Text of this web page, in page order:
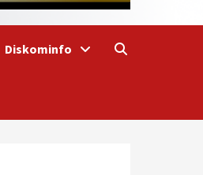
Diskominfo